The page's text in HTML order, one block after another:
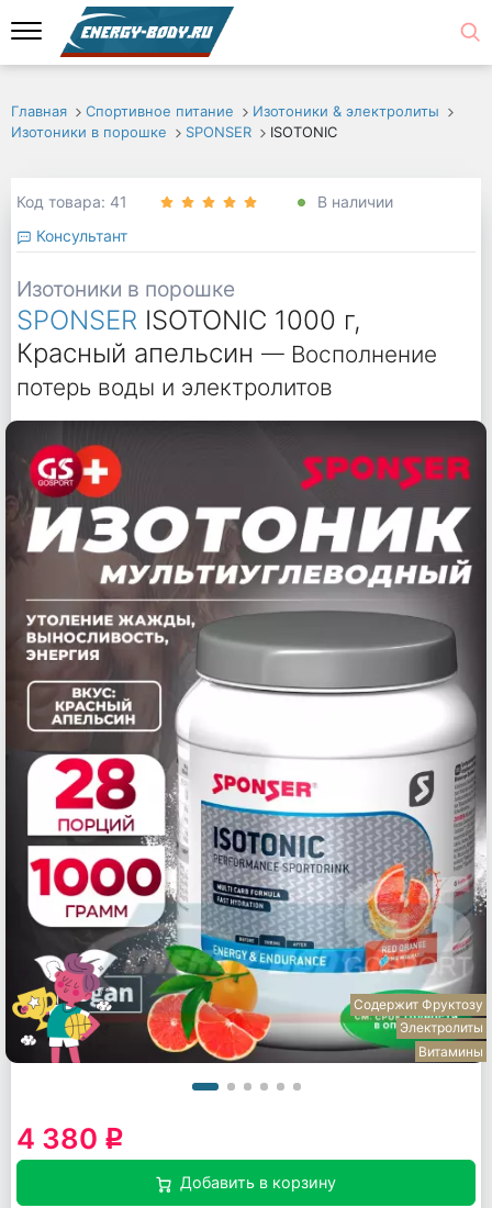
Главная Спортивное питание
Изотоники & электролиты
Изотоники в порошке
SPONSER ISOTONIC
Код товара: 41
В наличии
Консультант
Изотоники в порошке
SPONSER ISOTONIC 1000 г,
Красный апельсин — Восполнение
потерь воды и электролитов
Содержит Фруктозу
Электролиты
Витамины
4 380 q
Добавить в корзину